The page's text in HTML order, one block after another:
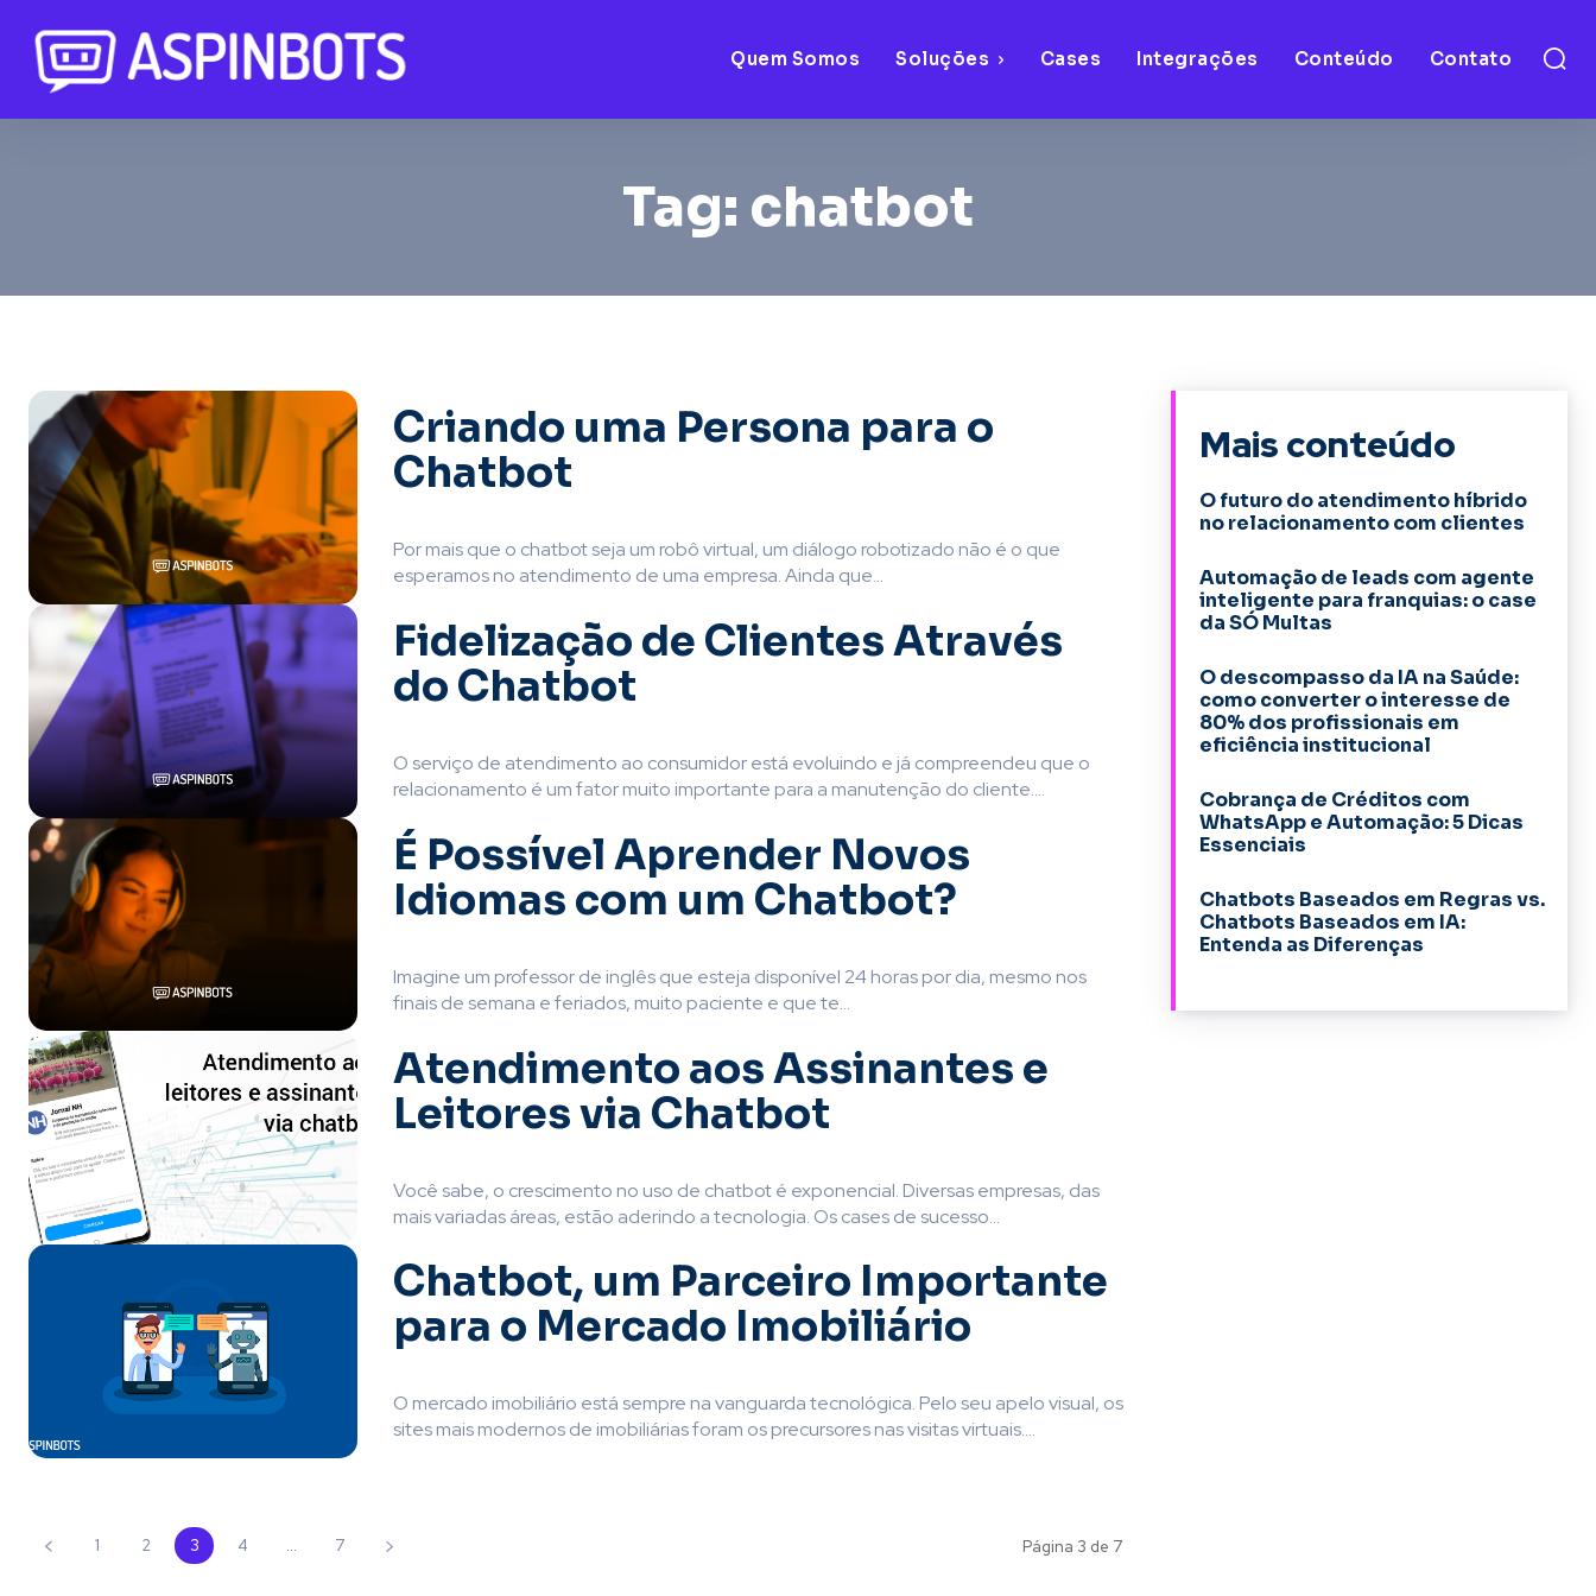
Quem Somos Soluções Cases Integrações Conteúdo Contato
Tag: chatbot
Criando uma Persona para o
Chatbot
Por mais que o chatbot seja um robô virtual, um diálogo robotizado não é o que
esperamos no atendimento de uma empresa. Ainda que...
Fidelização de Clientes Através
do Chatbot
O serviço de atendimento ao consumidor está evoluindo e já compreendeu que o
relacionamento é um fator muito importante para a manutenção do cliente....
É Possível Aprender Novos
Idiomas com um Chatbot?
Imagine um professor de inglês que esteja disponível 24 horas por dia, mesmo nos
finais de semana e feriados, muito paciente e que te...
Atendimento aos Assinantes e
Leitores via Chatbot
Você sabe, o crescimento no uso de chatbot é exponencial. Diversas empresas, das
mais variadas áreas, estão aderindo a tecnologia. Os cases de sucesso...
Chatbot, um Parceiro Importante
para o Mercado Imobiliário
O mercado imobiliário está sempre na vanguarda tecnológica. Pelo seu apelo visual, os
sites mais modernos de imobiliárias foram os precursores nas visitas virtuais....
1 2 3 4 ... 7 Página 3 de 7
Mais conteúdo
O futuro do atendimento híbrido
no relacionamento com clientes
Automação de leads com agente
inteligente para franquias: o case
da SÓ Multas
O descompasso da IA na Saúde:
como converter o interesse de
80% dos profissionais em
eficiência institucional
Cobrança de Créditos com
WhatsApp e Automação: 5 Dicas
Essenciais
Chatbots Baseados em Regras vs.
Chatbots Baseados em IA:
Entenda as Diferenças